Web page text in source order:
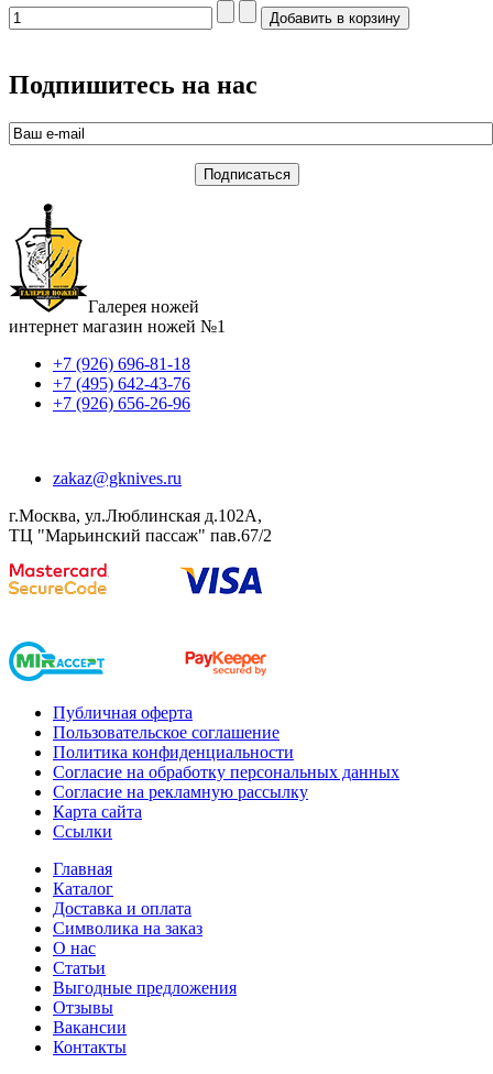
Подпишитесь на нас
Галерея ножей
интернет магазин ножей №1
+7 (926) 696-81-18
+7 (495) 642-43-76
+7 (926) 656-26-96
zakaz@gknives.ru
г.Москва, ул.Люблинская д.102А,
ТЦ "Марьинский пассаж" пав.67/2
Публичная оферта
Пользовательское соглашение
Политика конфиденциальности
Согласие на обработку персональных данных
Согласие на рекламную рассылку
Карта сайта
Ссылки
Главная
Каталог
Доставка и оплата
Символика на заказ
О нас
Статьи
Выгодные предложения
Отзывы
Вакансии
Контакты